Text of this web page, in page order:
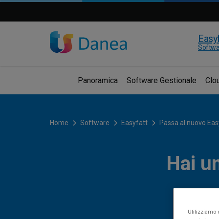
Panoramica Software Gestionale
Home Software Easyfatt Passa al nuovo
Hai
Utilizziamo